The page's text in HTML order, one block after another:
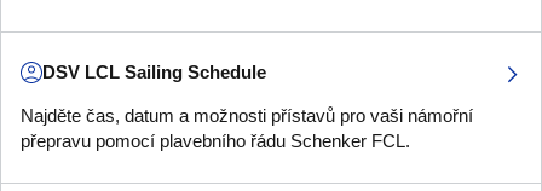
DSV LCL Sailing Schedule
Najděte čas, datum a možnosti přístavů pro vaši námořní
přepravu pomocí plavebního řádu Schenker FCL.